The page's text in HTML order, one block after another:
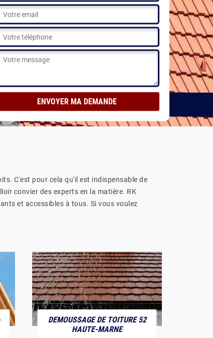
C'est pour cela qu'il est indispensable de
convier des experts en la matière. RK
et accessibles à tous. Si vous voulez
DEMOUSSAGE DE TOITURE 52
HAUTE-MARNE